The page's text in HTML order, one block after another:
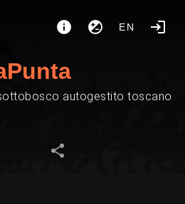
EN
autogestito toscano